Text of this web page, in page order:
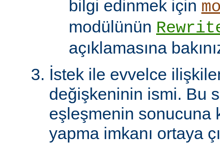
bilgi edinmek için
modülünün
açıklamasına
İstek ile evvelce
değişkeninin ismi. Bu
eşleşmenin sonucuna
yapma imkanı ortaya